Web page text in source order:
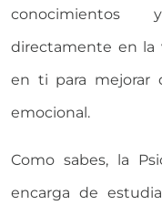
conocimientos
directamente en la
en ti para mejorar
emocional.
Como sabes, la
encarga de